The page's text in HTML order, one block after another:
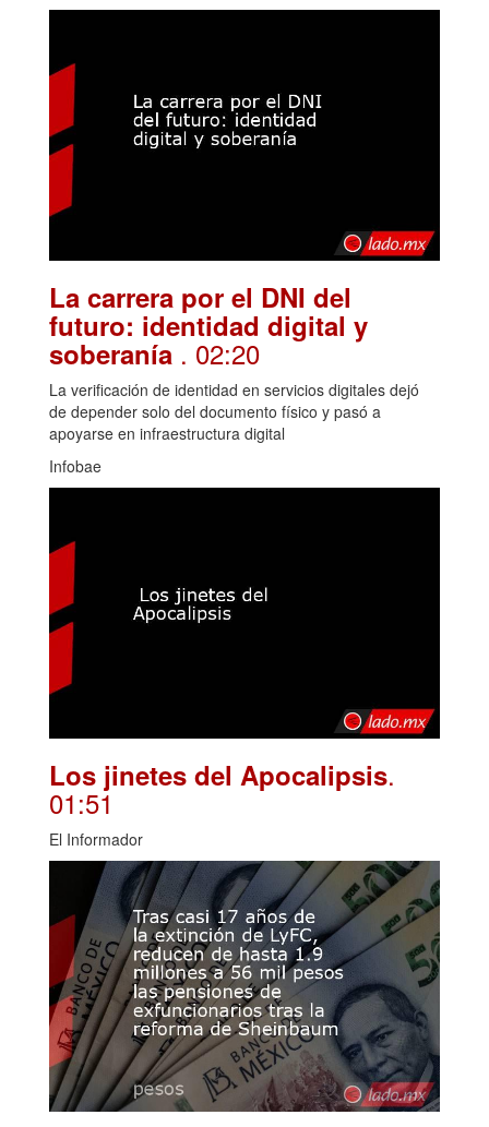
La carrera por el DNI del
futuro: identidad digital y
soberanía . 02:20
La verificación de identidad en servicios digitales dejó
de depender solo del documento físico y pasó a
apoyarse en infraestructura digital
Infobae
Los jinetes del Apocalipsis.
01:51
El Informador